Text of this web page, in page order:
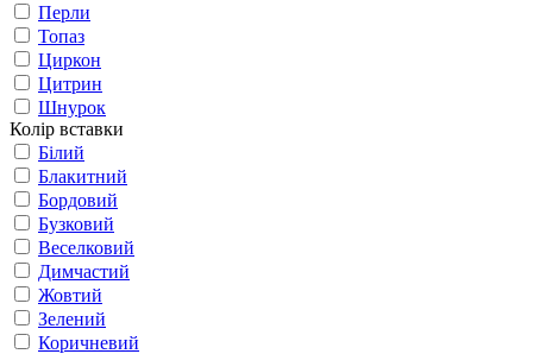
Перли
Топаз
Циркон
Цитрин
Шнурок
Колір вставки
Білий
Блакитний
Бордовий
Бузковий
Веселковий
Димчастий
Жовтий
Зелений
Коричневий